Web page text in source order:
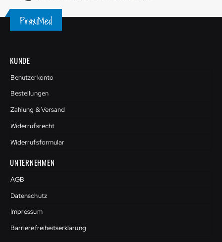
KUNDE
Benutzerkonto
Bestellungen
Zahlung & Versand
Widerrufsrecht
Widerrufsformular
UNTERNEHMEN
AGB
Datenschutz
Impressum
Barrierefreiheitserklärung